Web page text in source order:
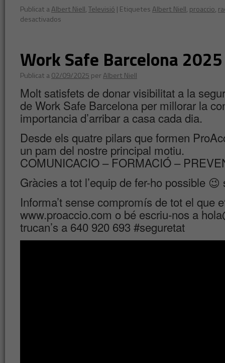
Publicat aAlbert Niell,Televisió | EtiquetesAlbert Niell, proaccio,
desactivados
Work Safe Barcelona
Publicat a02/09/2025 perAlbert Niell
Molt satisfets de donar visibilitat a la
de Work Safe Barcelona per millorar la
importancia d’arribar a casa cada dia.
Desde els quatre pilars que formen
un pam del nostre principal motiu.
COMUNICACIO – FORMACIÓ –
Gràcies a tot l’equip de fer-ho possible 😉
Informa’t sense compromís de tot el que
www.proaccio.com o bé escriu-nos a
trucan’s a 640 920 693 #seguretat